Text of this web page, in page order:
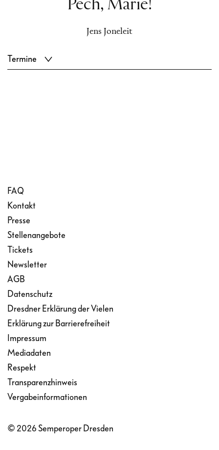
Pech, Marie!
Jens Joneleit
Termine
FAQ
Kontakt
Presse
Stellenangebote
Tickets
Newsletter
AGB
Datenschutz
Dresdner Erklärung der Vielen
Erklärung zur Barrierefreiheit
Impressum
Mediadaten
Respekt
Transparenzhinweis
Vergabeinformationen
© 2026 Semperoper Dresden